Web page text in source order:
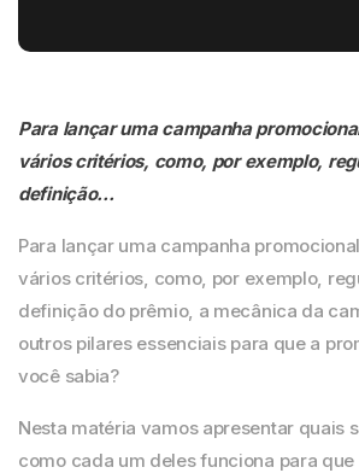
Para lançar uma campanha
vários critérios, como, por exemplo,
definição…
Para lançar uma campanha
vários critérios, como, por exemplo,
definição do prêmio, a mecânica da
outros pilares essenciais para que a
você sabia?
Nesta matéria vamos apresentar quais
como cada um deles funciona para que